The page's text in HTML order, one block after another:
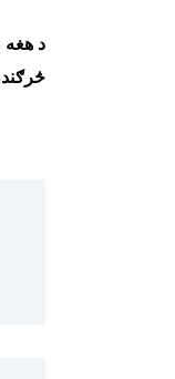
د هغه